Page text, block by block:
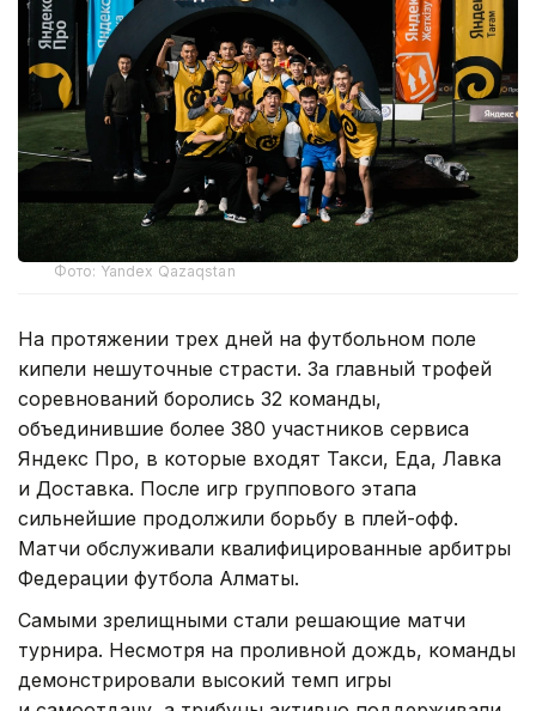
Фото: Yandex Qazaqstan
На протяжении трех дней на футбольном поле
кипели нешуточные страсти. За главный трофей
соревнований боролись 32 команды,
объединившие более 380 участников сервиса
Яндекс Про, в которые входят Такси, Еда, Лавка
и Доставка. После игр группового этапа
сильнейшие продолжили борьбу в плей-офф.
Матчи обслуживали квалифицированные арбитры
Федерации футбола Алматы.
Самыми зрелищными стали решающие матчи
турнира. Несмотря на проливной дождь, команды
демонстрировали высокий темп игры